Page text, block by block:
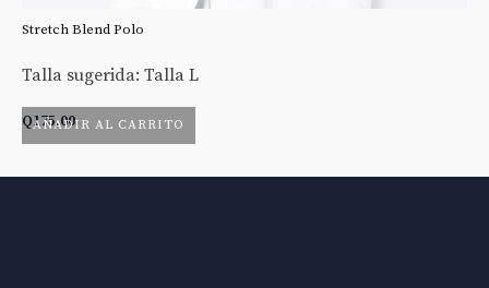
AÑADIR AL CARRITO
Stretch Blend Polo
Talla sugerida: Talla L
Q175.00